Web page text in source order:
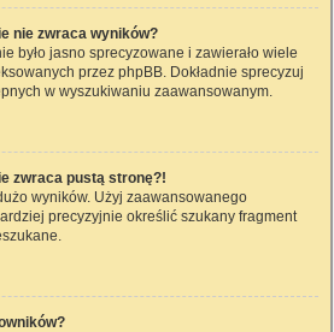
nie zwraca wyników?
było jasno sprecyzowane i zawierało wiele
przez phpBB. Dokładnie sprecyzuj
w wyszukiwaniu zaawansowanym.
zwraca pustą stronę?!
wyników. Użyj zaawansowanego
precyzyjnie określić szukany fragment